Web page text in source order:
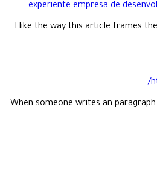
experiente empresa de
I like the way this article frames
When someone writes an